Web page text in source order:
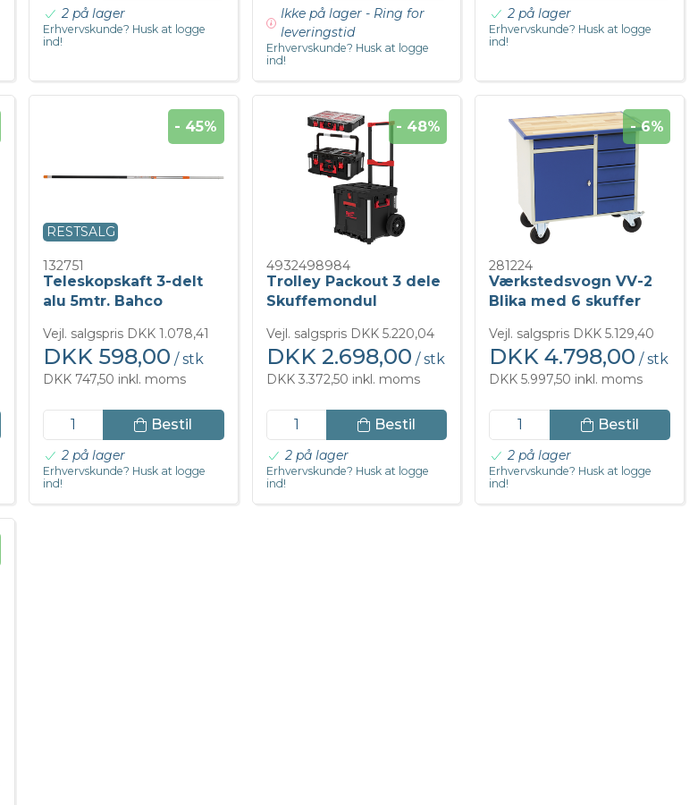
2 på lager
Erhvervskunde? Husk at logge
ind!
Ikke på lager - Ring for
leveringstid
Erhvervskunde? Husk at logge
ind!
2 på lager
Erhvervskunde? Husk at logge
ind!
RESTSALG
- 45%
132751
Teleskopskaft 3-delt
alu 5mtr. Bahco
Vejl. salgspris DKK 1.078,41
DKK 598,00 / stk
DKK 747,50 inkl. moms
Bestil
2 på lager
Erhvervskunde? Husk at logge
ind!
- 48%
4932498984
Trolley Packout 3 dele
Skuffemondul
Vejl. salgspris DKK 5.220,04
DKK 2.698,00 / stk
DKK 3.372,50 inkl. moms
Bestil
2 på lager
Erhvervskunde? Husk at logge
ind!
- 6%
281224
Værkstedsvogn VV-2
Blika med 6 skuffer
Vejl. salgspris DKK 5.129,40
DKK 4.798,00 / stk
DKK 5.997,50 inkl. moms
Bestil
2 på lager
Erhvervskunde? Husk at logge
ind!